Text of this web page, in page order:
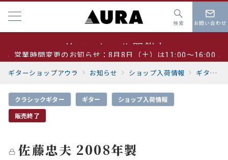
検索 お問い合わせ
営業時間変更のお知らせ：8月8日（土）は11:00～16:00
夏季休業 8月19日～23日
サマーセール開催中
ギターショップアウラ お知らせ ショップ入荷情報 ギター
クラシックギター ギター
ショップ入荷情報
販売終了
佐藤忠夫 2008年製